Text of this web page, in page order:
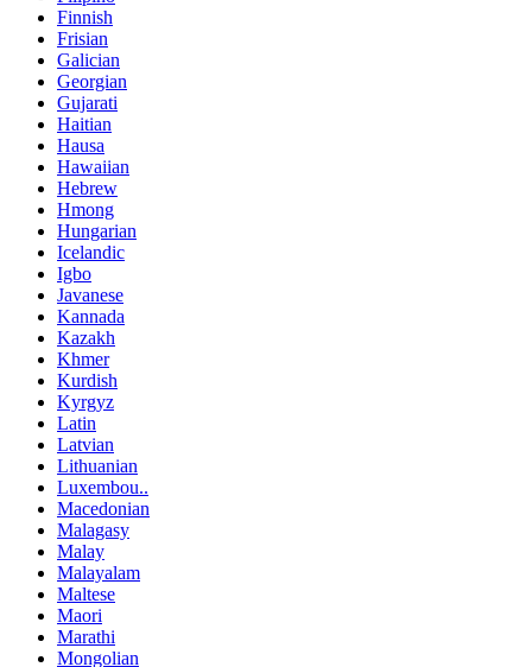
Finnish
Frisian
Galician
Georgian
Gujarati
Haitian
Hausa
Hawaiian
Hebrew
Hmong
Hungarian
Icelandic
Igbo
Javanese
Kannada
Kazakh
Khmer
Kurdish
Kyrgyz
Latin
Latvian
Lithuanian
Luxembou..
Macedonian
Malagasy
Malay
Malayalam
Maltese
Maori
Marathi
Mongolian